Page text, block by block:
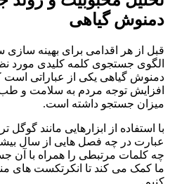
دمنوش گیاهی
قبل از هر اقدامی برای بهینه سازی
الگوی جستجوی کلمه کلیدی مورد
دمنوش گیاهی یکی از عباراتی است
افزایش توجه مردم به سلامت و
میزان جستجو داشته است.
با استفاده از ابزارهایی مانند گوگل
عبارت در چه فصل هایی از سال
چه کلمات مرتبطی را همراه با آن
ما کمک می کند تا انکرتکست های
کنیم.